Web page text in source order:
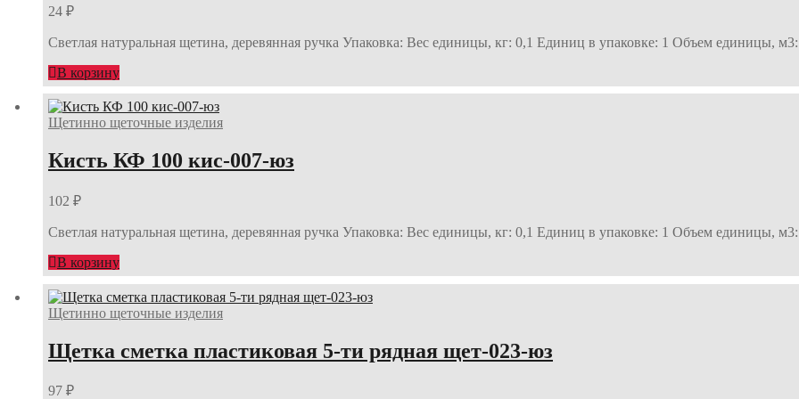
24 ₽
Светлая натуральная щетина, деревянная ручка Упаковка: Вес единицы, кг: 0,1 Единиц в упаковке: 1 Объем единицы, м3:
В корзину
Щетинно щеточные изделия
Кисть КФ 100 кис-007-юз
102 ₽
Светлая натуральная щетина, деревянная ручка Упаковка: Вес единицы, кг: 0,1 Единиц в упаковке: 1 Объем единицы, м3:
В корзину
Щетинно щеточные изделия
Щетка сметка пластиковая 5-ти рядная щет-023-юз
97 ₽